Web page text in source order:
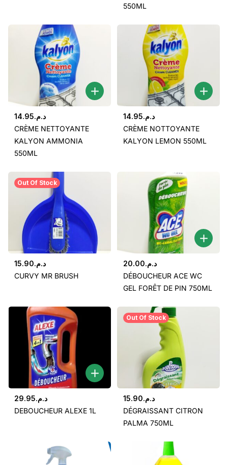
550ML
د.م.14.95
CRÈME NETTOYANTE
KALYON AMMONIA
550ML
د.م.14.95
CRÈME NOTTOYANTE
KALYON LEMON 550ML
Out Of Stock
د.م.15.90
CURVY MR BRUSH
د.م.20.00
DÉBOUCHEUR ACE WC
GEL FORÊT DE PIN 750ML
د.م.29.95
DEBOUCHEUR ALEXE 1L
Out Of Stock
د.م.15.90
DÉGRAISSANT CITRON
PALMA 750ML